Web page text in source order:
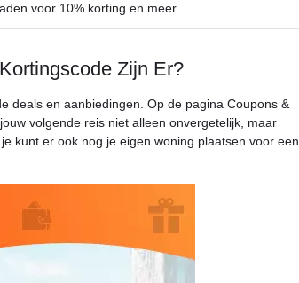
voor 10% korting en meer
Zijn Er?
deals en aanbiedingen. Op de pagina Coupons &
volgende reis niet alleen onvergetelijk, maar
kunt er ook nog je eigen woning plaatsen voor een